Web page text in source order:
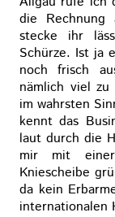
die
stecke ihr
Schürze. Ist ja
noch frisch
nämlich viel
im wahrsten
kennt das
laut durch die
mir mit
Kniescheibe
da kein
internationalen